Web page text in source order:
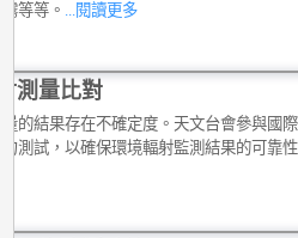
等等。 ...閱讀更多
測量比對
的結果存在不確定度。天文台會參與國
測試，以確保環境輻射監測結果的可靠性